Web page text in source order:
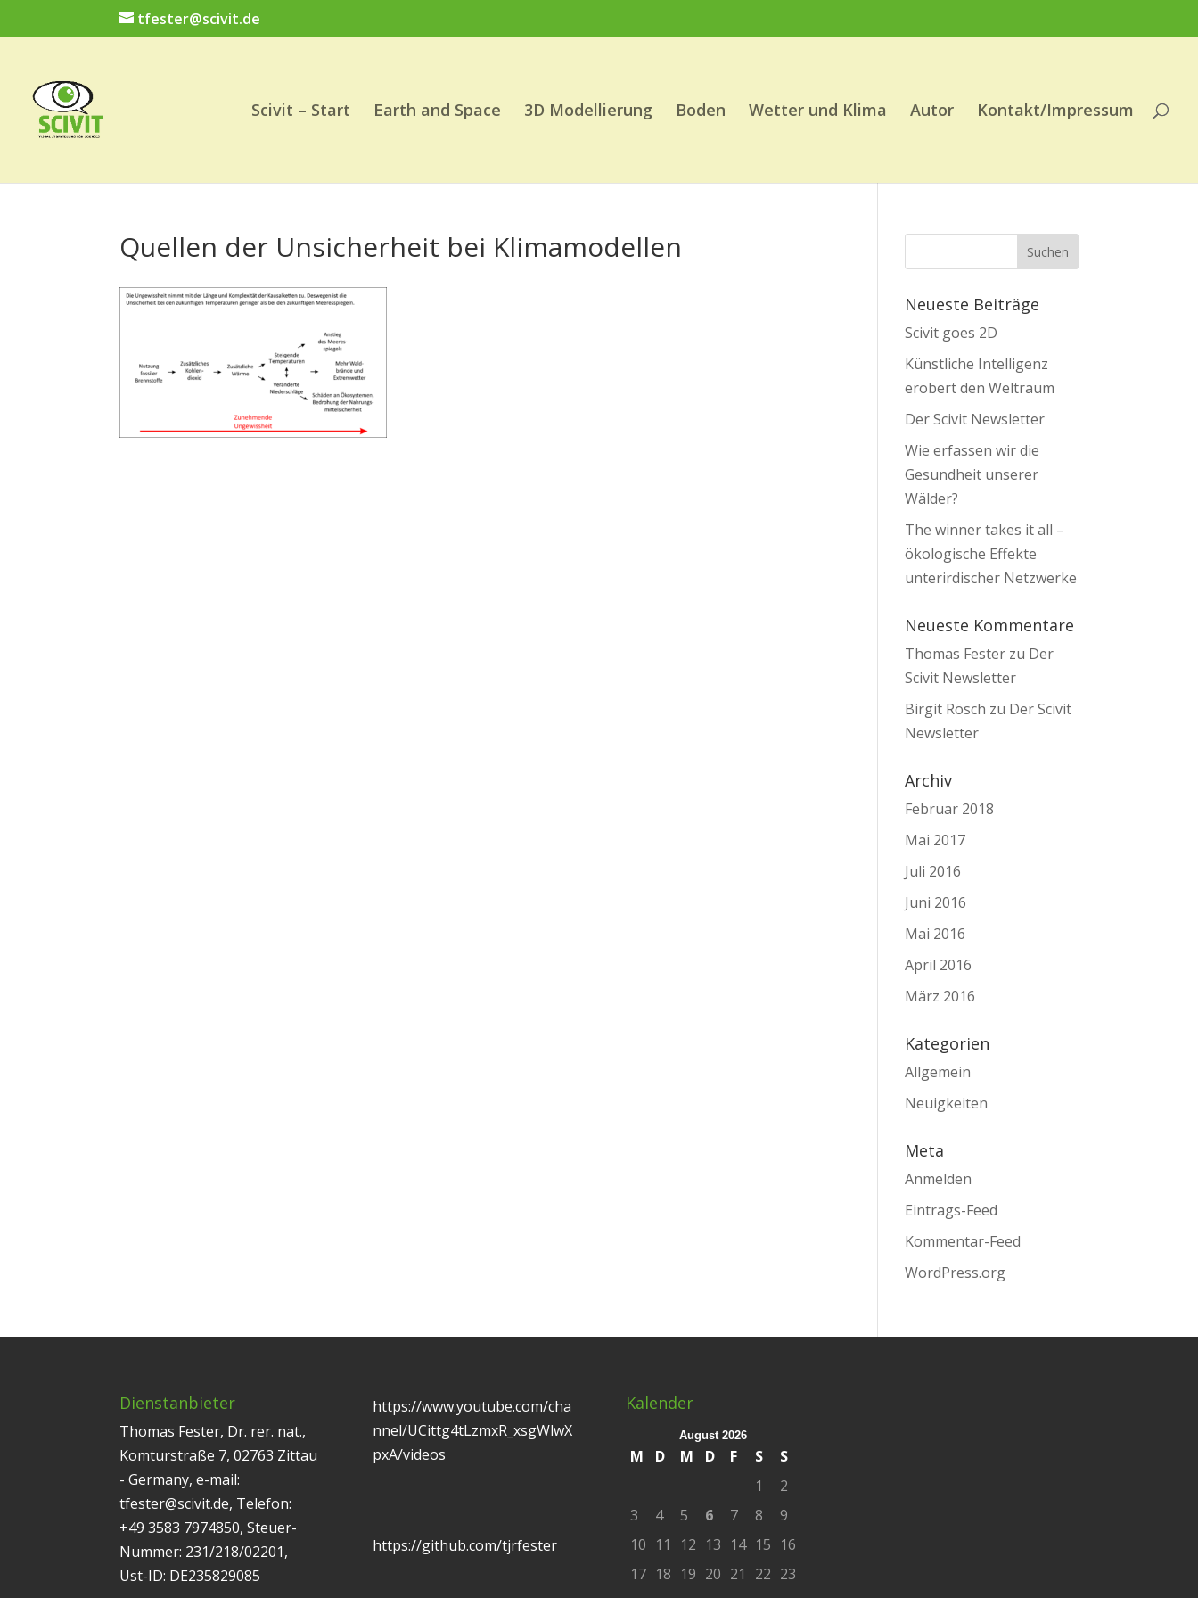
tfester@scivit.de
Scivit – Start Earth and Space 3D Modellierung Boden Wetter und Klima Autor Kontakt/Impressum
Quellen der Unsicherheit bei Klimamodellen
Neueste Beiträge
Scivit goes 2D
Künstliche Intelligenz
erobert den Weltraum
Der Scivit Newsletter
Wie erfassen wir die
Gesundheit unserer
Wälder?
The winner takes it all –
ökologische Effekte
unterirdischer Netzwerke
Neueste Kommentare
Thomas Fester zu Der
Scivit Newsletter
Birgit Rösch zu Der Scivit
Newsletter
Archiv
Februar 2018
Mai 2017
Juli 2016
Juni 2016
Mai 2016
April 2016
März 2016
Kategorien
Allgemein
Neuigkeiten
Meta
Anmelden
Eintrags-Feed
Kommentar-Feed
WordPress.org
Dienstanbieter
Thomas Fester, Dr. rer. nat.,
Komturstraße 7, 02763 Zittau
- Germany, e-mail:
tfester@scivit.de, Telefon:
+49 3583 7974850, Steuer-
Nummer: 231/218/02201,
Ust-ID: DE235829085
https://www.youtube.com/cha
nnel/UCittg4tLzmxR_xsgWlwX
pxA/videos
https://github.com/tjrfester
Kalender
August 2026
M D M D F S
S
1
2
3
4 5 6 7 8
9
10 11 12 13 14 15 16
17 18 19 20 21 22 23